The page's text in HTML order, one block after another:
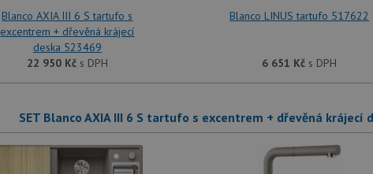
Blanco AXIA III 6 S tartufo s
excentrem + dřevěná krájecí
deska 523469
22 950 Kčs DPH
Blanco LINUS tartufo 517622
6 651 Kč s DPH
SET Blanco AXIA III 6 S tartufo s excentrem + dřevěná